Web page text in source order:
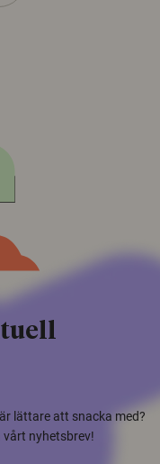
lättare att snacka med?
vårt nyhetsbrev!